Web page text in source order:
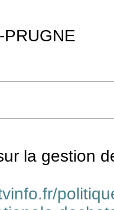
PRUGNE
la gestion